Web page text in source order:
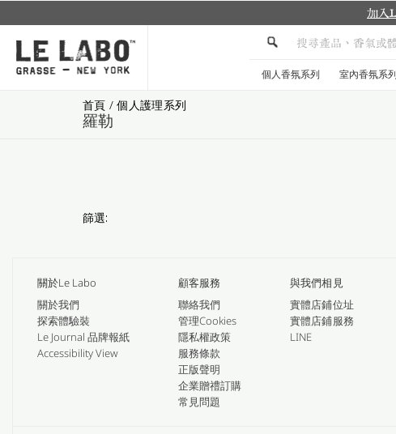
個人香氛系列 室內香氛系列
首頁 / 個人護理系列
羅勒
篩選:
關於Le Labo
關於我們
探索體驗裝
Le Journal 品牌報紙
Accessibility View
顧客服務
聯絡我們
管理Cookies
隱私權政策
服務條款
正版聲明
企業贈禮訂購
常見問題
與我們相見
實體店鋪位址
實體店鋪服務
LINE